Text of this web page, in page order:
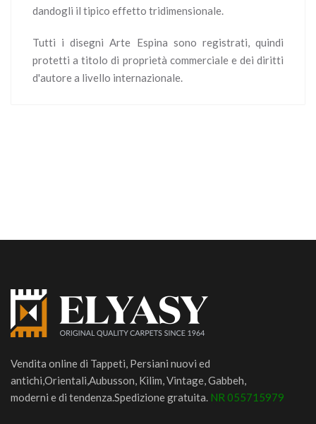
dandogli il tipico effetto tridimensionale.
Tutti i disegni Arte Espina sono registrati, quindi
protetti a titolo di proprietà commerciale e dei diritti
d'autore a livello internazionale.
Vendita online di Tappeti, Persiani nuovi ed
antichi,Orientali,Aubusson, Kilim, Vintage, Gabbeh,
moderni e di tendenza.Spedizione gratuita. NR 055715979